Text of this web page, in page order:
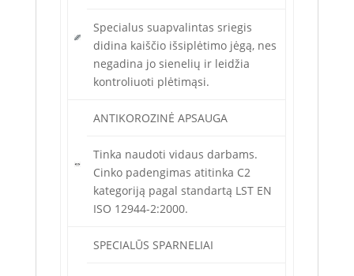
Specialus suapvalintas sriegis
didina kaiščio išsiplėtimo jėgą, nes
negadina jo sienelių ir leidžia
kontroliuoti plėtimąsi.
ANTIKOROZINĖ APSAUGA
Tinka naudoti vidaus darbams.
Cinko padengimas atitinka C2
kategoriją pagal standartą LST EN
ISO 12944-2:2000.
SPECIALŪS SPARNELIAI